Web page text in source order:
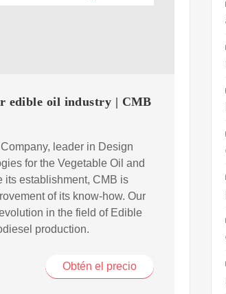
edible oil industry | CMB
leader in Design
for the Vegetable Oil and
its establishment, CMB is
of its know-how. Our
in the field of Edible
production.
Obtén el precio